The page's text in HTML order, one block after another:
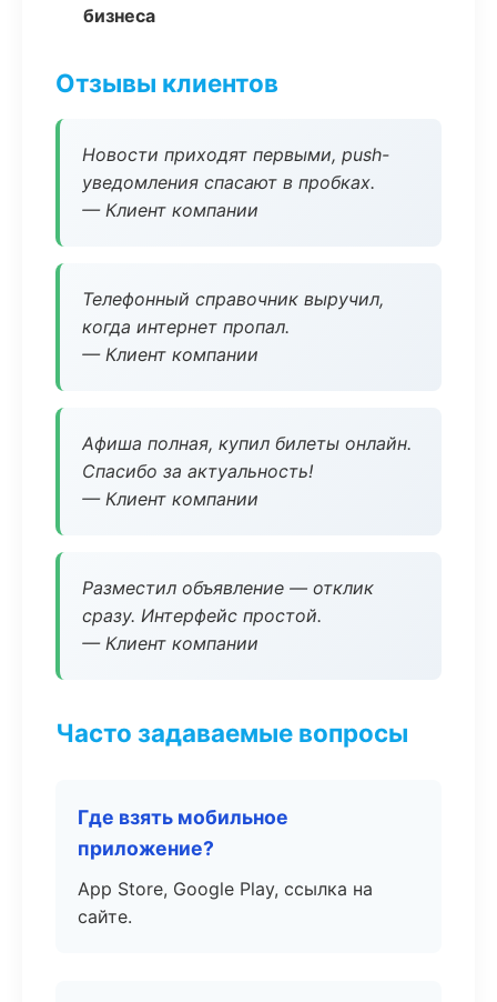
бизнеса
Отзывы клиентов
Новости приходят первыми, push-
уведомления спасают в пробках.
— Клиент компании
Телефонный справочник выручил,
когда интернет пропал.
— Клиент компании
Афиша полная, купил билеты онлайн.
Спасибо за актуальность!
— Клиент компании
Разместил объявление — отклик
сразу. Интерфейс простой.
— Клиент компании
Часто задаваемые вопросы
Где взять мобильное
приложение?
App Store, Google Play, ссылка на
сайте.